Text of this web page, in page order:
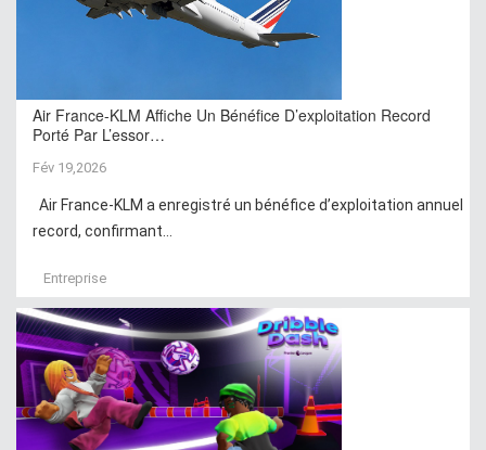
Air France-KLM Affiche Un Bénéfice D’exploitation Record
Porté Par L’essor…
Fév 19,2026
Air France-KLM a enregistré un bénéfice d’exploitation annuel
record, confirmant...
Entreprise